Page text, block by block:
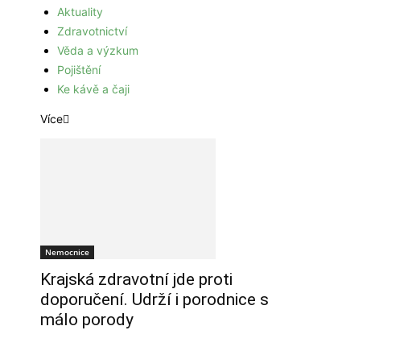
Aktuality
Zdravotnictví
Věda a výzkum
Pojištění
Ke kávě a čaji
Více
Nemocnice
Krajská zdravotní jde proti
doporučení. Udrží i porodnice s
málo porody